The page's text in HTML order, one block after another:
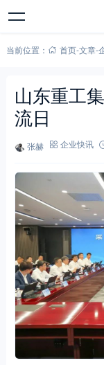
当前位置： 首页-文章-
山东重工
流日
张赫 企业快讯